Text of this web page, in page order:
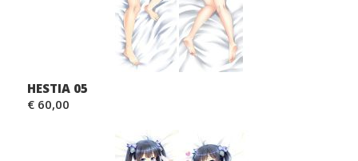
HESTIA 05
€ 60,00